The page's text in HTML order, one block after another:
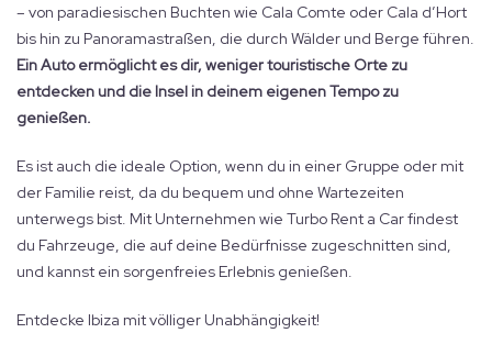
– von paradiesischen Buchten wie Cala Comte oder Cala d’Hort
bis hin zu Panoramastraßen, die durch Wälder und Berge führen.
Ein Auto ermöglicht es dir, weniger touristische Orte zu
entdecken und die Insel in deinem eigenen Tempo zu
genießen.
Es ist auch die ideale Option, wenn du in einer Gruppe oder mit
der Familie reist, da du bequem und ohne Wartezeiten
unterwegs bist. Mit Unternehmen wie Turbo Rent a Car findest
du Fahrzeuge, die auf deine Bedürfnisse zugeschnitten sind,
und kannst ein sorgenfreies Erlebnis genießen.
Entdecke Ibiza mit völliger Unabhängigkeit!